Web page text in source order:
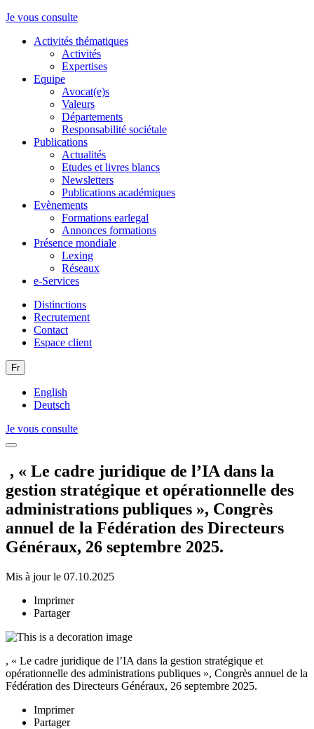
Je vous consulte
Activités thématiques
Activités
Expertises
Equipe
Avocat(e)s
Valeurs
Départements
Responsabilité sociétale
Publications
Actualités
Etudes et livres blancs
Newsletters
Publications académiques
Evènements
Formations earlegal
Annonces formations
Présence mondiale
Lexing
Réseaux
e-Services
Distinctions
Recrutement
Contact
Espace client
Fr
English
Deutsch
Je vous consulte
, « Le cadre juridique de l’IA dans la
gestion stratégique et opérationnelle des
administrations publiques », Congrès
annuel de la Fédération des Directeurs
Généraux, 26 septembre 2025.
Mis à jour le 07.10.2025
Imprimer
Partager
, « Le cadre juridique de l’IA dans la gestion stratégique et
opérationnelle des administrations publiques », Congrès annuel de la
Fédération des Directeurs Généraux, 26 septembre 2025.
Imprimer
Partager